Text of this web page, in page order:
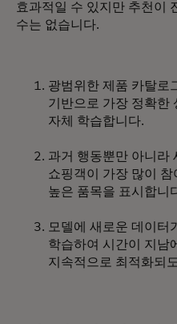
효과적일 수 있지만 추천이
수는 없습니다.
광범위한 제품 카탈로
기반으로 가장 정확한
자체 학습합니다.
과거 행동뿐만 아니라
쇼핑객이 가장 많이 참
높은 품목을 표시합니
모델에 새로운 데이터
학습하여 시간이 지남
지속적으로 최적화되